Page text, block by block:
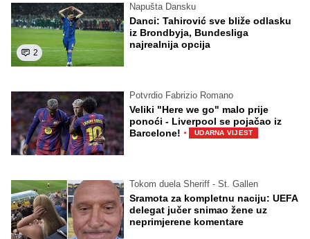
2
Napušta Dansku
Danci: Tahirović sve bliže odlasku
iz Brondbyja, Bundesliga
najrealnija opcija
Potvrdio Fabrizio Romano
Veliki "Here we go" malo prije
ponoći - Liverpool se pojačao iz
Barcelone! · UDARNA VIJEST
Tokom duela Sheriff - St. Gallen
Sramota za kompletnu naciju: UEFA
delegat jučer snimao žene uz
neprimjerene komentare